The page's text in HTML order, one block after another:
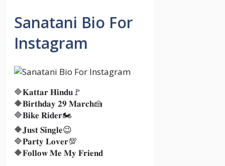
Sanatani Bio For
Instagram
🔷𝐊𝐚𝐭𝐭𝐚𝐫 𝐇𝐢𝐧𝐝𝐮🚩
🔶𝐁𝐢𝐫𝐭𝐡𝐝𝐚𝐲 𝟐𝟗 𝐌𝐚𝐫𝐜𝐡🍰
🔷𝐁𝐢𝐤𝐞 𝐑𝐢𝐝𝐞𝐫🏍️
🔶𝐉𝐮𝐬𝐭 𝐒𝐢𝐧𝐠𝐥𝐞😉
🔷𝐏𝐚𝐫𝐭𝐲 𝐋𝐨𝐯𝐞𝐫💯
🔶𝐅𝐨𝐥𝐥𝐨𝐰 𝐌𝐞 𝐌𝐲 𝐅𝐫𝐢𝐞𝐧𝐝